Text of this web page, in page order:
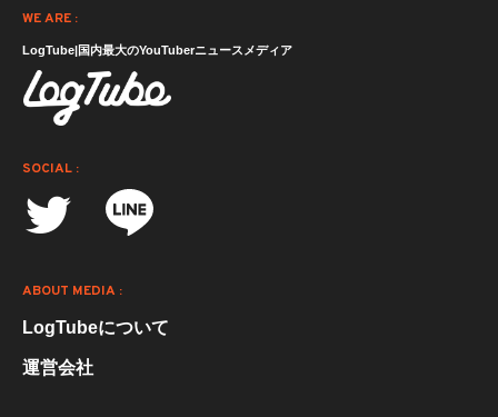
WE ARE :
LogTube|国内最大のYouTuberニュースメディア
SOCIAL :
ABOUT MEDIA :
LogTubeについて
運営会社